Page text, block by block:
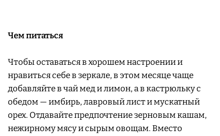
Чем питаться
Чтобы оставаться в хорошем настроении и
нравиться себе в зеркале, в этом месяце чаще
добавляйте в чай мед и лимон, а в кастрюльку с
обедом — имбирь, лавровый лист и мускатный
орех. Отдавайте предпочтение зерновым кашам,
нежирному мясу и сырым овощам. Вместо